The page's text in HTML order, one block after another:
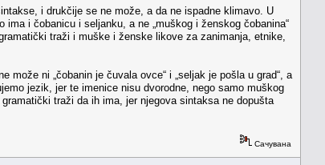
i drukčije se ne može, a da ne ispadne klimavo. U
i čobanicu i seljanku, a ne „muškog i ženskog čobanina“
traži i muške i ženske likove za zanimanja, etnike,
može ni „čobanin je čuvala ovce“ i „seljak je pošla u grad“, a
jezik, jer te imenice nisu dvorodne, nego samo muškog
traži da ih ima, jer njegova sintaksa ne dopušta
Сачувана